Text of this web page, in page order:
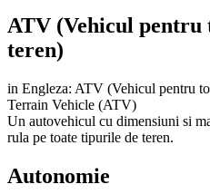
ATV (Vehicul pentru
teren)
in Engleza: ATV (Vehicul pentru
Terrain Vehicle (ATV)
Un autovehicul cu dimensiuni si
rula pe toate tipurile de teren.
Autonomie